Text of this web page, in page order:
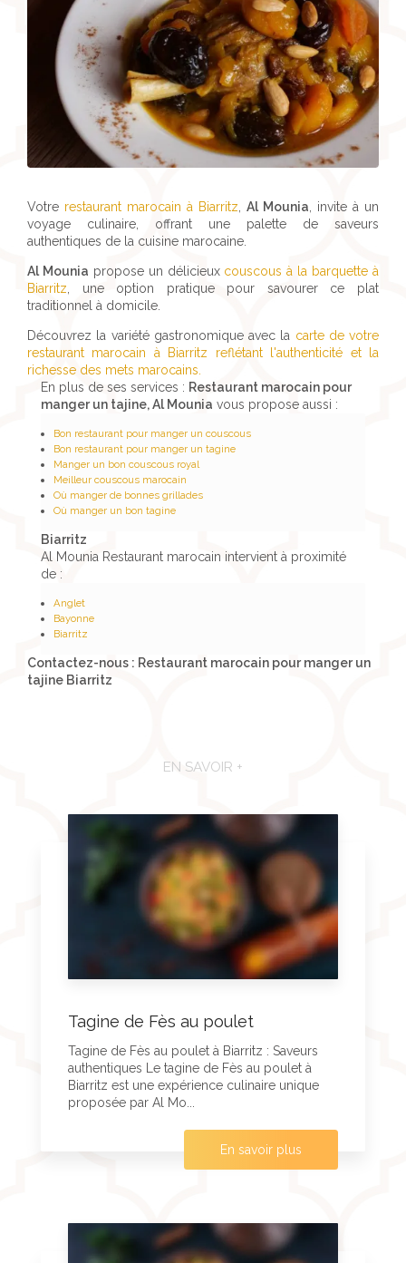
Votre restaurant marocain à Biarritz Al Mounia , invite à un
voyage culinaire, offrant une palette de saveurs
authentiques de la cuisine marocaine.
Al Mounia propose un délicieux couscous à la barquette à
Biarritz , une option pratique pour savourer ce plat
traditionnel à domicile.
Découvrez la variété gastronomique avec la carte de votre
restaurant marocain à Biarritz reflétant l'authenticité et la
richesse des mets marocains.
En plus de ses services : Restaurant marocain pour
manger un tajine, Al Mounia vous propose aussi :
Bon restaurant pour manger un couscous
Bon restaurant pour manger un tagine
Manger un bon couscous royal
Meilleur couscous marocain
Où manger de bonnes grillades
Où manger un bon tagine
Biarritz
Al Mounia Restaurant marocain intervient à proximité
de :
Anglet
Bayonne
Biarritz
Contactez-nous : Restaurant marocain pour manger un
tajine Biarritz
EN SAVOIR +
Tagine de Fès au poulet
Tagine de Fès au poulet à Biarritz : Saveurs
authentiques Le tagine de Fès au poulet à
Biarritz est une expérience culinaire unique
proposée par Al Mo...
En savoir plus